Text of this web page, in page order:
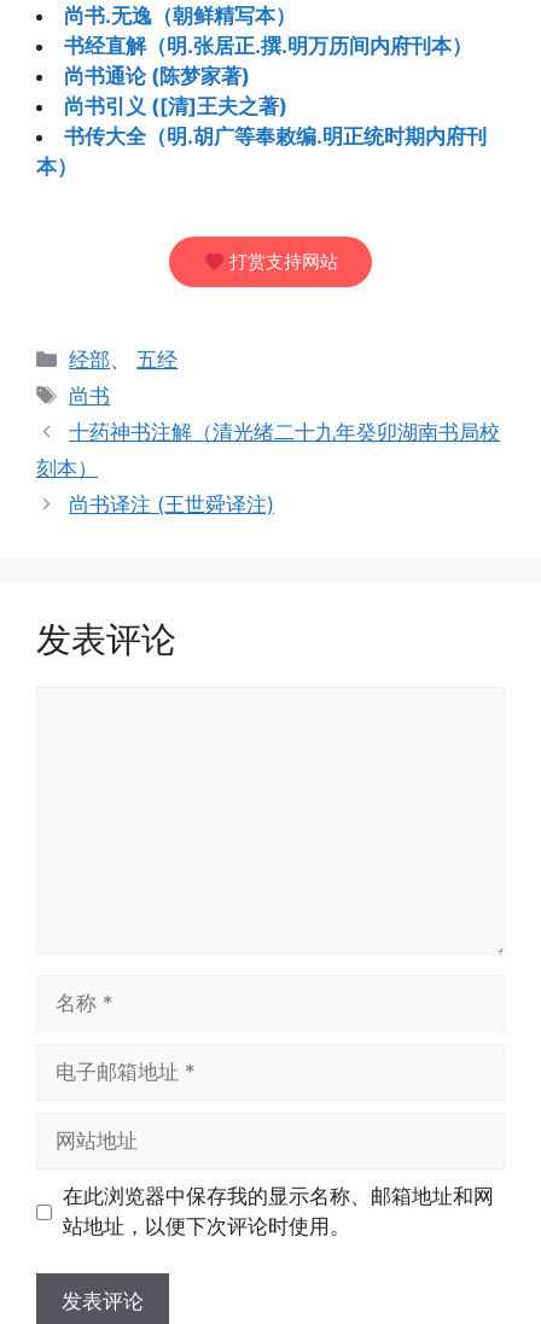
尚书.无逸（朝鲜精写本）
书经直解（明.张居正.撰.明万历间内府刊本）
尚书通论 (陈梦家著)
尚书引义 ([清]王夫之著)
书传大全（明.胡广等奉敕编.明正统时期内府刊
本）
打赏支持网站
分
类
经部、五经
标
签
尚书
十药神书注解（清光绪二十九年癸卯湖南书局校
刻本）
尚书译注 (王世舜译注)
发表评论
址
址
在此浏览器中保存我的显示名称、邮箱地址和网
站地址，以便下次评论时使用。